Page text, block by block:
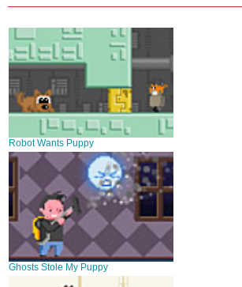
Robot Wants Puppy
Ghosts Stole My Puppy